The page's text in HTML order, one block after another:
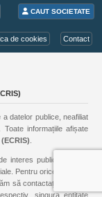
CAUT SOCIETATE
de cookies Contact
datelor publice, neafiliat
informațiile afișate
interes public, însă nu
Pentru orice solicitare
să contactați
singura entitate